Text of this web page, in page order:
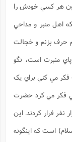
هر کسي خودش را
اهل منبر و مداحي
حرف بزنم و خجالت
منبرت است، نگو
مي کني براي يک
فکر مي کرد حضرت
السلام) او را مي زند. لذا، 4 هزار نفر فرار کردند. اين
است که اينگونه